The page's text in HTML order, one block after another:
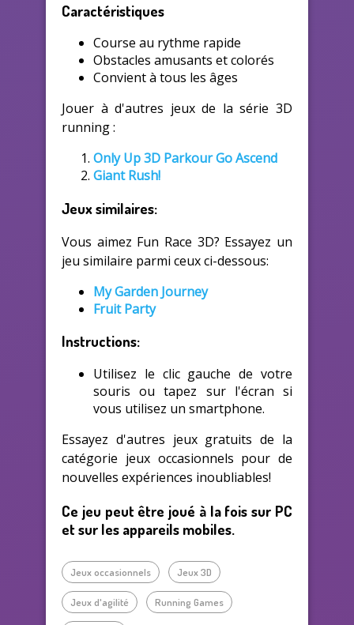
Caractéristiques
Course au rythme rapide
Obstacles amusants et colorés
Convient à tous les âges
Jouer à d'autres jeux de la série 3D
running :
Only Up 3D Parkour Go Ascend
Giant Rush!
Jeux similaires:
Vous aimez Fun Race 3D? Essayez un
jeu similaire parmi ceux ci-dessous:
My Garden Journey
Fruit Party
Instructions:
Utilisez le clic gauche de votre
souris ou tapez sur l'écran si
vous utilisez un smartphone.
Essayez d'autres jeux gratuits de la
catégorie jeux occasionnels pour de
nouvelles expériences inoubliables!
Ce jeu peut être joué à la fois sur PC
et sur les appareils mobiles.
Jeux occasionnels Jeux 3D
Jeux d'agilité Running Games